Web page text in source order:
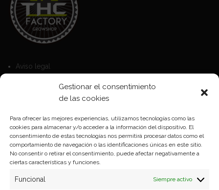
Gestionar el consentimiento
de las cookies
Para ofrecer las mejores experiencias, utilizamos tecnologías como las
cookies para almacenar y/o acceder a la información del dispositivo. El
consentimiento de estas tecnologías nos permitirá procesar datos como el
comportamiento de navegación o las identificaciones únicas en este sitio.
No consentir o retirar el consentimiento, puede afectar negativamente a
ciertas características y funciones.
Funcional Siempre activo
Aviso legal
Política de privacidad
Formas de pago
Plazos y condiciones de envio
Politica de devoluciones